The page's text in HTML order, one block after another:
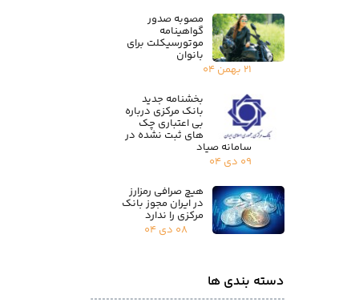
دسته بندی ها
مصوبه صدور
گواهینامه
موتورسیکلت برای
بانوان
۲۱ بهمن ۰۴
بخشنامه جدید
بانک مرکزی درباره
بی اعتباری چک
های ثبت نشده در
سامانه صیاد
۰۹ دی ۰۴
هیچ صرافی رمزارز
در ایران مجوز بانک
مرکزی را ندارد
۰۸ دی ۰۴